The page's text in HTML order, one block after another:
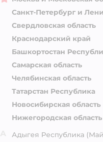
Санкт-Петербург и
Свердловская область
Краснодарский край
Башкортостан
Самарская область
Челябинская область
Татарстан Республика
Новосибирская область
Нижегородская область
Адыгея Республика